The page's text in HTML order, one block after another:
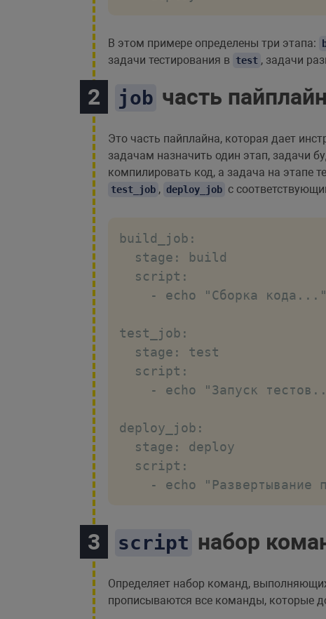
В этом примере определены три этапа:
задачи тестирования в test , задачи
job часть
Это часть пайплайна, которая дает
задачам назначить один этап, задачи
компилировать код, а задача на этапе
test_job , deploy_job с
build_job:
  stage: build
  script:
    - echo "Сборка кода..."
test_job:
  stage: test
  script:
- echo "Запуск
deploy_job:
  stage: deploy
  script:
- echo "Развертывание
script набор
Определяет набор команд,
прописываются все команды, которые